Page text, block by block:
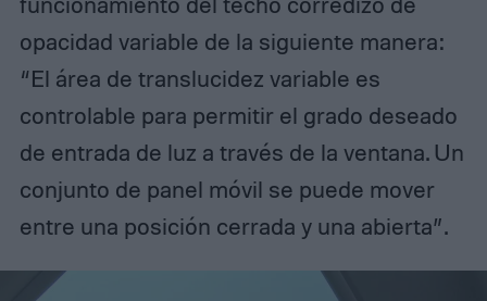
opacidad variable de la siguiente manera:
“El área de translucidez variable es
controlable para permitir el grado deseado
de entrada de luz a través de la ventana. Un
conjunto de panel móvil se puede mover
entre una posición cerrada y una abierta”.